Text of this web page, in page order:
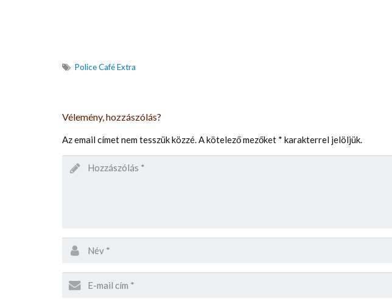
Police Café Extra
Vélemény, hozzászólás?
Az email címet nem tesszük közzé.A kötelező mezőket * karakterrel jelöljük.